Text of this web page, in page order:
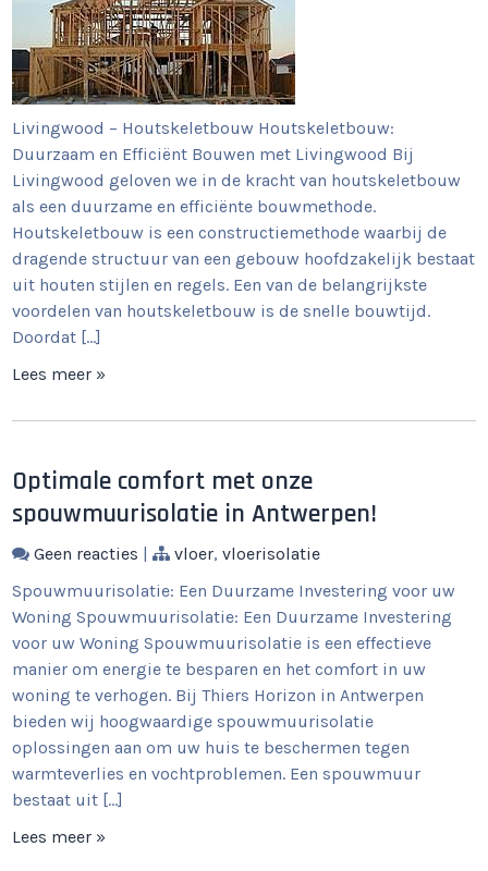
Livingwood – Houtskeletbouw Houtskeletbouw:
Duurzaam en Efficiënt Bouwen met Livingwood Bij
Livingwood geloven we in de kracht van houtskeletbouw
als een duurzame en efficiënte bouwmethode.
Houtskeletbouw is een constructiemethode waarbij de
dragende structuur van een gebouw hoofdzakelijk bestaat
uit houten stijlen en regels. Een van de belangrijkste
voordelen van houtskeletbouw is de snelle bouwtijd.
Doordat […]
Lees meer »
Optimale comfort met onze
spouwmuurisolatie in Antwerpen!
Geen reacties | vloer,vloerisolatie
Spouwmuurisolatie: Een Duurzame Investering voor uw
Woning Spouwmuurisolatie: Een Duurzame Investering
voor uw Woning Spouwmuurisolatie is een effectieve
manier om energie te besparen en het comfort in uw
woning te verhogen. Bij Thiers Horizon in Antwerpen
bieden wij hoogwaardige spouwmuurisolatie
oplossingen aan om uw huis te beschermen tegen
warmteverlies en vochtproblemen. Een spouwmuur
bestaat uit […]
Lees meer »